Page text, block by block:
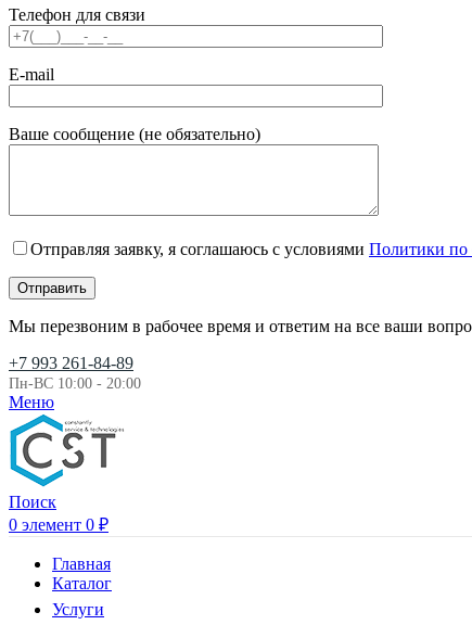
Телефон для связи
E-mail
Ваше сообщение (не обязательно)
Отправляя заявку, я соглашаюсь с условиями Политики по
Мы перезвоним в рабочее время и ответим на все ваши
+7 993 261-84-89
Пн-ВС 10:00 - 20:00
Меню
Поиск
0 элемент 0 ₽
Главная
Каталог
Услуги